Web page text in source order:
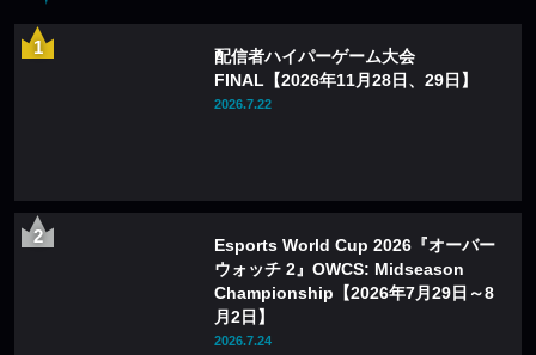
配信者ハイパーゲーム大会
FINAL【2026年11月28日、29日】
2026.7.22
Esports World Cup 2026『オーバー
ウォッチ 2』OWCS: Midseason
Championship【2026年7月29日～8
月2日】
2026.7.24